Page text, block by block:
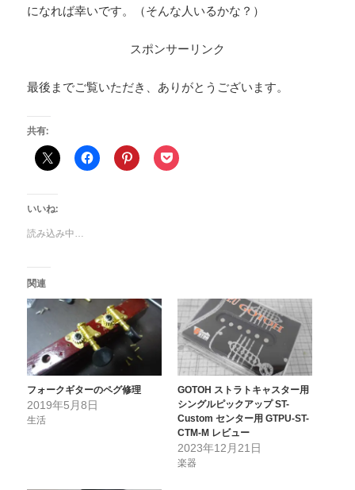
になれば幸いです。（そんな人いるかな？）
スポンサーリンク
最後までご覧いただき、ありがとうございます。
共有:
いいね:
読み込み中…
関連
フォークギターのペグ修理
2019年5月8日
生活
GOTOH ストラトキャスター用
シングルピックアップ ST-
Custom センター用 GTPU-ST-
CTM-M レビュー
2023年12月21日
楽器